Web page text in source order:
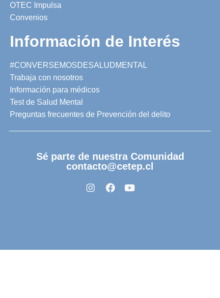
OTEC Impulsa
Convenios
Información de Interés
#CONVERSEMOSDESALUDMENTAL
Trabaja con nosotros
Información para médicos
Test de Salud Mental
Preguntas frecuentes de Prevención del delito
Sé parte de nuestra Comunidad
contacto@cetep.cl